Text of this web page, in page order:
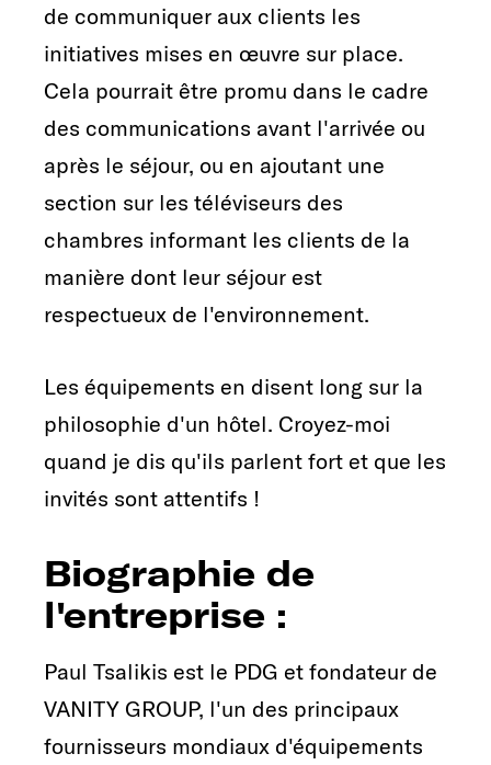
de communiquer aux clients les
initiatives mises en œuvre sur place.
Cela pourrait être promu dans le cadre
des communications avant l'arrivée ou
après le séjour, ou en ajoutant une
section sur les téléviseurs des
chambres informant les clients de la
manière dont leur séjour est
respectueux de l'environnement.
Les équipements en disent long sur la
philosophie d'un hôtel. Croyez-moi
quand je dis qu'ils parlent fort et que les
invités sont attentifs !
Biographie de
l'entreprise :
Paul Tsalikis est le PDG et fondateur de
VANITY GROUP, l'un des principaux
fournisseurs mondiaux d'équipements